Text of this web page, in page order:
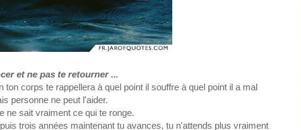
et ne pas te retourner ...
ton corps te rappellera à quel point ilsouffre à quel point il a mal
personne ne peut l'aider.
ne sait vraiment ce qui te ronge.
trois années maintenant tu avances, tu n'attends plus vraiment